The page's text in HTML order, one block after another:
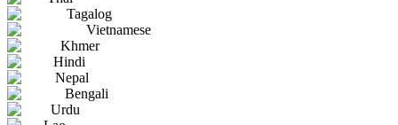
Tagalog
Vietnamese
Khmer
Hindi
Nepal
Bengali
Urdu